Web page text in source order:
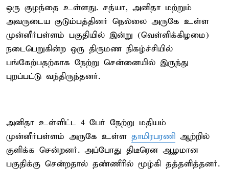
ஒரு குழந்தை உள்ளது. சத்யா, அனிதா மற்றும்
அவருடைய குடும்பத்தினர் நெல்லை அருகே உள்ள
முன்னீர்பள்ளம் பகுதியில் இன்று (வெள்ளிக்கிழமை)
நடைபெறுகின்ற ஒரு திருமண நிகழ்ச்சியில்
பங்கேற்பதற்காக நேற்று சென்னையில் இருந்து
புறப்பட்டு வந்திருந்தனர்.
அனிதா உள்ளிட்ட 4 பேர் நேற்று மதியம்
முன்னீர்பள்ளம் அருகே உள்ள தாமிரபரணி ஆற்றில்
குளிக்க சென்றனர். அப்போது திடீரென ஆழமான
பகுதிக்கு சென்றதால் தண்ணீரில் மூழ்கி தத்தளித்தனர்.